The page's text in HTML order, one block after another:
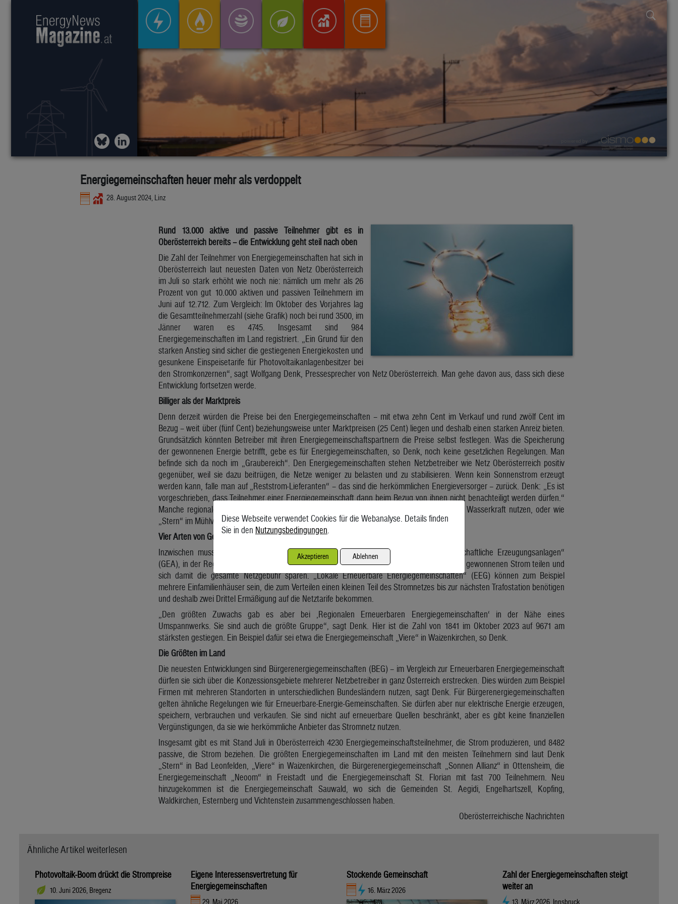
Energiegemeinschaften heuer mehr als verdoppelt
28. August 2024, Linz
Rund 13.000 aktive und passive Teilnehmer gibt es in
Oberösterreich bereits – die Entwicklung geht steil nach oben
Die Zahl der Teilnehmer von Energiegemeinschaften hat sich in
Oberösterreich laut neuesten Daten von Netz Oberösterreich
im Juli so stark erhöht wie noch nie: nämlich um mehr als 26
Prozent von gut 10.000 aktiven und passiven Teilnehmern im
Juni auf 12.712. Zum Vergleich: Im Oktober des Vorjahres lag
die Gesamtteilnehmerzahl (siehe Grafik) noch bei rund 3500, im
Jänner waren es 4745. Insgesamt sind 984
Energiegemeinschaften im Land registriert. „Ein Grund für den
starken Anstieg sind sicher die gestiegenen Energiekosten und
gesunkene Einspeisetarife für Photovoltaikanlagenbesitzer bei
den Stromkonzernen“, sagt Wolfgang Denk, Pressesprecher von Netz Oberösterreich. Man gehe davon aus, dass sich diese
Entwicklung fortsetzen werde.
Billiger als der Marktpreis
Denn derzeit würden die Preise bei den Energiegemeinschaften – mit etwa zehn Cent im Verkauf und rund zwölf Cent im
Bezug – weit über (fünf Cent) beziehungsweise unter Marktpreisen (25 Cent) liegen und deshalb einen starken Anreiz bieten.
Grundsätzlich könnten Betreiber mit ihren Energiegemeinschaftspartnern die Preise selbst festlegen. Was die Speicherung
der gewonnenen Energie betrifft, gebe es für Energiegemeinschaften, so Denk, noch keine gesetzlichen Regelungen. Man
befinde sich da noch im „Graubereich“. Den Energiegemeinschaften stehen Netzbetreiber wie Netz Oberösterreich positiv
gegenüber, weil sie dazu beitrügen, die Netze weniger zu belasten und zu stabilisieren. Wenn kein Sonnenstrom erzeugt
werden kann, falle man auf „Reststrom-Lieferanten“ – das sind die herkömmlichen Energieversorger – zurück. Denk: „Es ist
vorgeschrieben, dass Teilnehmer einer Energiegemeinschaft dann beim Bezug von ihnen nicht benachteiligt werden dürfen.“
Manche regionale Energiegemeinschaften wie etwa „KFD“ im Almtal würden deshalb auch Wasserkraft nutzen, oder wie
„Stern“ im Mühlviertel Windkrafträder.
Vier Arten von Gemeinschaften
Inzwischen muss man bei Energiegemeinschaften vier Gruppen unterscheiden: „Gemeinschaftliche Erzeugungsanlagen“
(GEA), in der Regel sind das Mehrparteienwohnhäuser, die sich den aus Photovoltaikanlagen gewonnenen Strom teilen und
sich damit die gesamte Netzgebühr sparen. „Lokale Erneuerbare Energiegemeinschaften“ (EEG) können zum Beispiel
mehrere Einfamilienhäuser sein, die zum Verteilen einen kleinen Teil des Stromnetzes bis zur nächsten Trafostation benötigen
und deshalb zwei Drittel Ermäßigung auf die Netztarife bekommen.
„Den größten Zuwachs gab es aber bei ‚Regionalen Erneuerbaren Energiegemeinschaften‘ in der Nähe eines
Umspannwerks. Sie sind auch die größte Gruppe“, sagt Denk. Hier ist die Zahl von 1841 im Oktober 2023 auf 9671 am
stärksten gestiegen. Ein Beispiel dafür sei etwa die Energiegemeinschaft „Viere“ in Waizenkirchen, so Denk.
Die Größten im Land
Die neuesten Entwicklungen sind Bürgerenergiegemeinschaften (BEG) – im Vergleich zur Erneuerbaren Energiegemeinschaft
dürfen sie sich über die Konzessionsgebiete mehrerer Netzbetreiber in ganz Österreich erstrecken. Dies würden zum Beispiel
Firmen mit mehreren Standorten in unterschiedlichen Bundesländern nutzen, sagt Denk. Für Bürgerenergiegemeinschaften
gelten ähnliche Regelungen wie für Erneuerbare-Energie-Gemeinschaften. Sie dürfen aber nur elektrische Energie erzeugen,
speichern, verbrauchen und verkaufen. Sie sind nicht auf erneuerbare Quellen beschränkt, aber es gibt keine finanziellen
Vergünstigungen, da sie wie herkömmliche Anbieter das Stromnetz nutzen.
Insgesamt gibt es mit Stand Juli in Oberösterreich 4230 Energiegemeinschaftsteilnehmer, die Strom produzieren, und 8482
passive, die Strom beziehen. Die größten Energiegemeinschaften im Land mit den meisten Teilnehmern sind laut Denk
„Stern“ in Bad Leonfelden, „Viere“ in Waizenkirchen, die Bürgerenergiegemeinschaft „Sonnen Allianz“ in Ottensheim, die
Energiegemeinschaft „Neoom“ in Freistadt und die Energiegemeinschaft St. Florian mit fast 700 Teilnehmern. Neu
hinzugekommen ist die Energiegemeinschaft Sauwald, wo sich die Gemeinden St. Aegidi, Engelhartszell, Kopfing,
Waldkirchen, Esternberg und Vichtenstein zusammengeschlossen haben.
Oberösterreichische Nachrichten
Ähnliche Artikel weiterlesen
Photovoltaik-Boom drückt die Strompreise
10. Juni 2026, Bregenz
Eigene Interessensvertretung für
Energiegemeinschaften
29. Mai 2026
Stockende Gemeinschaft
16. März 2026
Zahl der Energiegemeinschaften steigt
weiter an
13. März 2026, Innsbruck
Diese Webseite verwendet Cookies für die Webanalyse. Details finden
Sie in den Nutzungsbedingungen.
Akzeptieren Ablehnen